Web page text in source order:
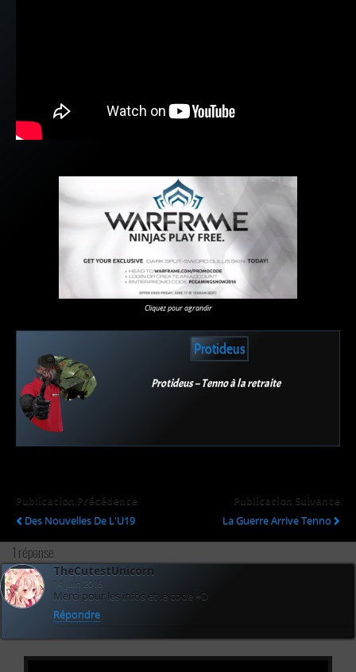
Cliquez pour agrandir
Protideus
Protideus – Tenno à la retraite
Publication Précédente
Des Nouvelles De L'U19
Publication Suivante
La Guerre Arrive Tenno
1 réponse
TheCutestUnicorn
14 juin 2016
Merci pour les infos et le code =D
Répondre